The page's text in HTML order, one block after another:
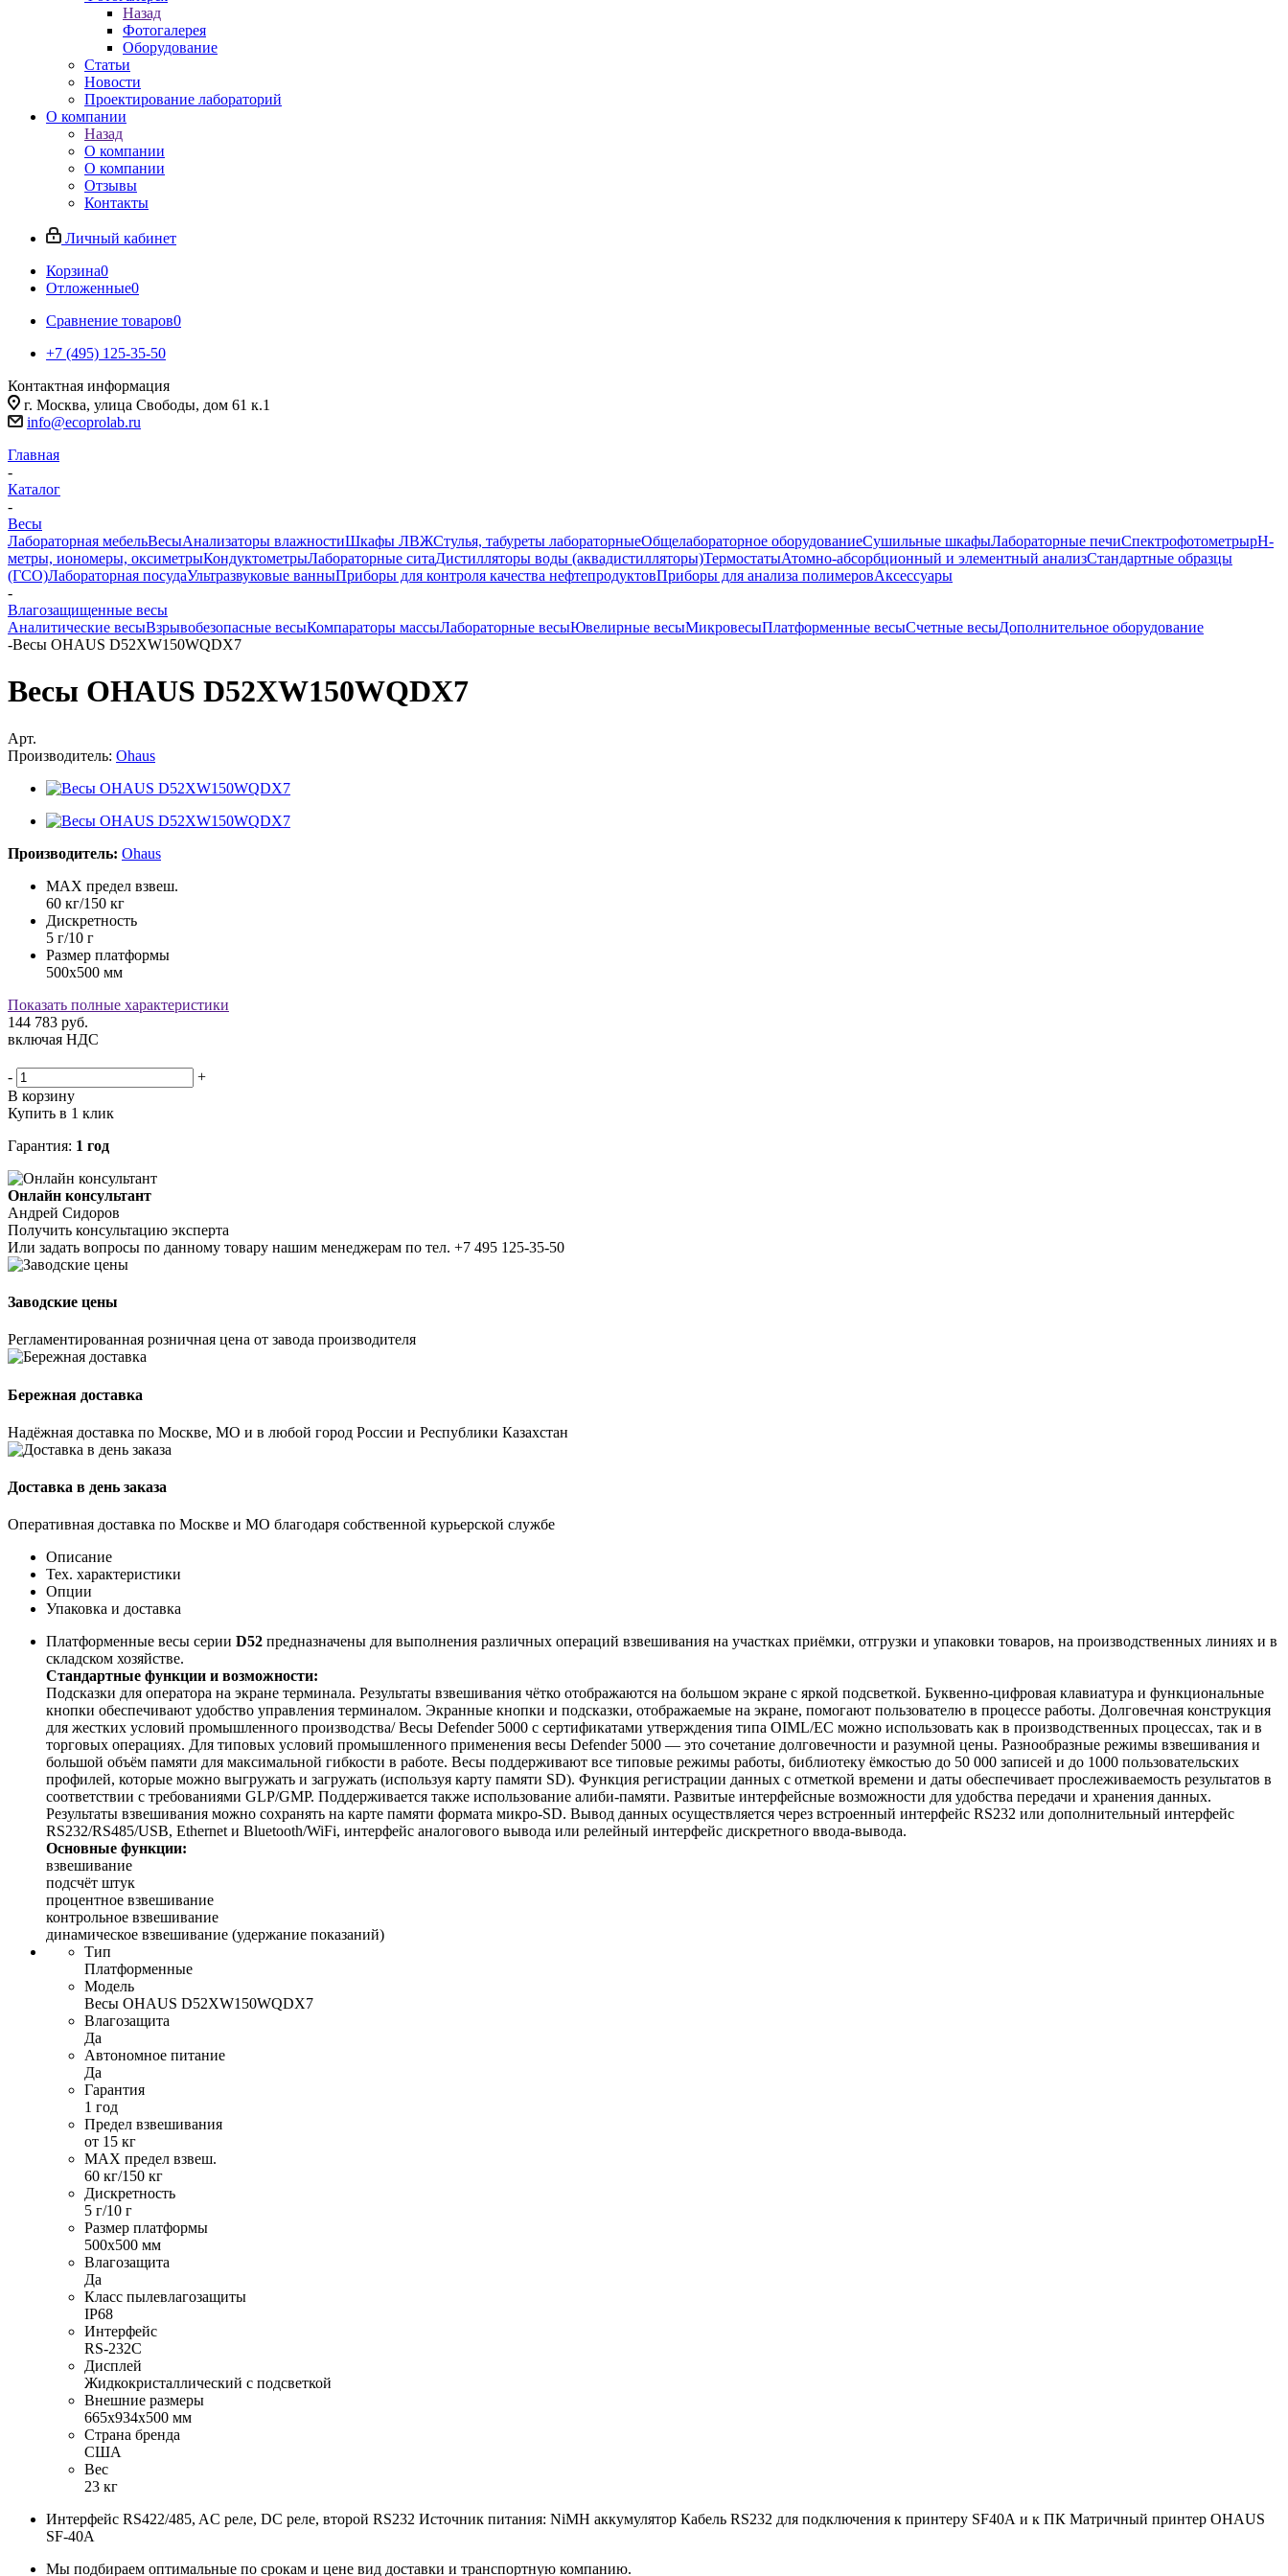
Назад
Фотогалерея
Оборудование
Статьи
Новости
Проектирование лабораторий
О компании
Назад
О компании
О компании
Отзывы
Контакты
Личный кабинет
Корзина0
Отложенные0
Сравнение товаров0
+7 (495) 125-35-50
Контактная информация
г. Москва, улица Свободы, дом 61 к.1
info@ecoprolab.ru
Главная
-
Каталог
-
Весы
Лабораторная мебельВесыАнализаторы влажностиШкафы ЛВЖСтулья, табуреты лабораторныеОбщелабораторное оборудованиеСушильные шкафыЛабораторные печиСпектрофотометрыpH-
метры, иономеры, оксиметрыКондуктометрыЛабораторные ситаДистилляторы воды (аквадистилляторы)ТермостатыАтомно-абсорбционный и элементный анализСтандартные образцы
(ГСО)Лабораторная посудаУльтразвуковые ванныПриборы для контроля качества нефтепродуктовПриборы для анализа полимеровАксессуары
-
Влагозащищенные весы
Аналитические весыВзрывобезопасные весыКомпараторы массыЛабораторные весыЮвелирные весыМикровесыПлатформенные весыСчетные весыДополнительное оборудование
-Весы OHAUS D52XW150WQDX7
Весы OHAUS D52XW150WQDX7
Арт.
Производитель: Ohaus
Производитель: Ohaus
MAX предел взвеш.
60 кг/150 кг
Дискретность
5 г/10 г
Размер платформы
500х500 мм
Показать полные характеристики
144 783 руб.
включая НДС
-
+
В корзину
Купить в 1 клик
Гарантия: 1 год
Онлайн консультант
Андрей Сидоров
Получить консультацию эксперта
Или задать вопросы по данному товару нашим менеджерам по тел. +7 495 125-35-50
Заводские цены
Регламентированная розничная цена от завода производителя
Бережная доставка
Надёжная доставка по Москве, МО и в любой город России и Республики Казахстан
Доставка в день заказа
Оперативная доставка по Москве и МО благодаря собственной курьерской службе
Описание
Тех. характеристики
Опции
Упаковка и доставка
Платформенные весы серии D52 предназначены для выполнения различных операций взвешивания на участках приёмки, отгрузки и упаковки товаров, на производственных линиях и в
складском хозяйстве.
Стандартные функции и возможности:
Подсказки для оператора на экране терминала. Результаты взвешивания чётко отображаются на большом экране с яркой подсветкой. Буквенно-цифровая клавиатура и функциональные
кнопки обеспечивают удобство управления терминалом. Экранные кнопки и подсказки, отображаемые на экране, помогают пользователю в процессе работы. Долговечная конструкция
для жестких условий промышленного производства/ Весы Defender 5000 с сертификатами утверждения типа OIML/EC можно использовать как в производственных процессах, так и в
торговых операциях. Для типовых условий промышленного применения весы Defender 5000 — это сочетание долговечности и разумной цены. Разнообразные режимы взвешивания и
большой объём памяти для максимальной гибкости в работе. Весы поддерживают все типовые режимы работы, библиотеку ёмкостью до 50 000 записей и до 1000 пользовательских
профилей, которые можно выгружать и загружать (используя карту памяти SD). Функция регистрации данных с отметкой времени и даты обеспечивает прослеживаемость результатов в
соответствии с требованиями GLP/GMP. Поддерживается также использование алиби-памяти. Развитые интерфейсные возможности для удобства передачи и хранения данных.
Результаты взвешивания можно сохранять на карте памяти формата микро-SD. Вывод данных осуществляется через встроенный интерфейс RS232 или дополнительный интерфейс
RS232/RS485/USB, Ethernet и Bluetooth/WiFi, интерфейс аналогового вывода или релейный интерфейс дискретного ввода-вывода.
Основные функции:
взвешивание
подсчёт штук
процентное взвешивание
контрольное взвешивание
динамическое взвешивание (удержание показаний)
Тип
Платформенные
Модель
Весы OHAUS D52XW150WQDX7
Влагозащита
Да
Автономное питание
Да
Гарантия
1 год
Предел взвешивания
от 15 кг
MAX предел взвеш.
60 кг/150 кг
Дискретность
5 г/10 г
Размер платформы
500х500 мм
Влагозащита
Да
Класс пылевлагозащиты
IP68
Интерфейс
RS-232C
Дисплей
Жидкокристаллический с подсветкой
Внешние размеры
665х934х500 мм
Страна бренда
США
Вес
23 кг
Интерфейс RS422/485, AC реле, DC реле, второй RS232 Источник питания: NiMH аккумулятор Кабель RS232 для подключения к принтеру SF40А и к ПК Матричный принтер OHAUS
SF-40A
Мы подбираем оптимальные по срокам и цене вид доставки и транспортную компанию.